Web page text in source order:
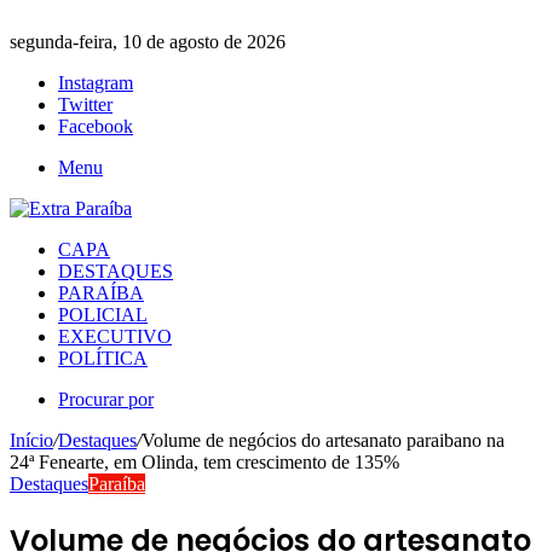
segunda-feira, 10 de agosto de 2026
Instagram
Twitter
Facebook
Menu
CAPA
DESTAQUES
PARAÍBA
POLICIAL
EXECUTIVO
POLÍTICA
Procurar por
Início/Destaques/Volume de negócios do artesanato paraibano na
24ª Fenearte, em Olinda, tem crescimento de 135%
DestaquesParaíba
Volume de negócios do artesanato